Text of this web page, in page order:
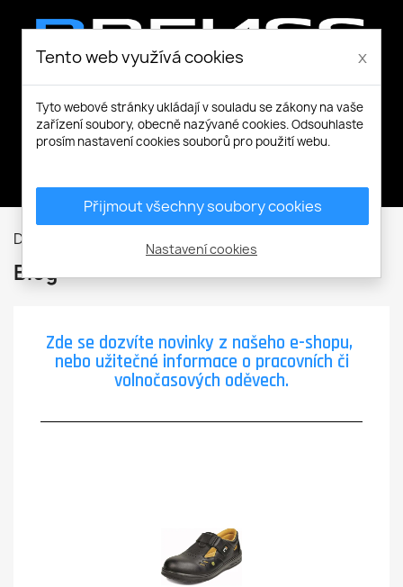
Domů
Blog
Zde se dozvíte novinky z našeho e-shopu,
nebo užitečné informace o pracovních či
volnočasových oděvech.
Tento web využívá cookies x
Tyto webové stránky ukládají v souladu se zákony na vaše
zařízení soubory, obecně nazývané cookies. Odsouhlaste
prosím nastavení cookies souborů pro použití webu.
Přijmout všechny soubory cookies
Nastavení cookies